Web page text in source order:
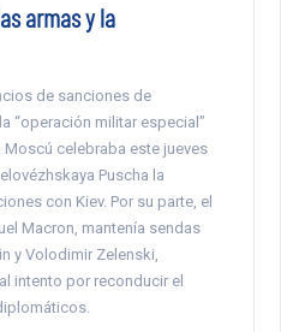
armas y la
de sanciones de
“operación militar especial”
Moscú celebraba este jueves
Puscha la
con Kiev. Por su parte, el
Macron, mantenía sendas
y Volodimir Zelenski,
intento por reconducir el